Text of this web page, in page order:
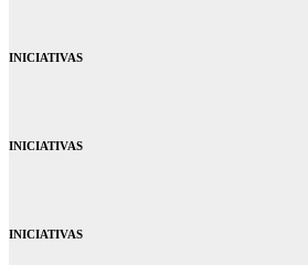
INICIATIVAS
INICIATIVAS
INICIATIVAS